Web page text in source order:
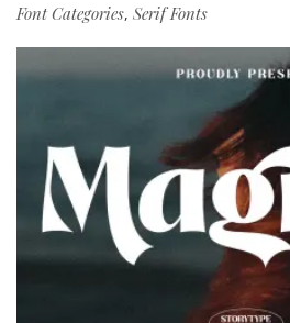
Font Categories, Serif Fonts